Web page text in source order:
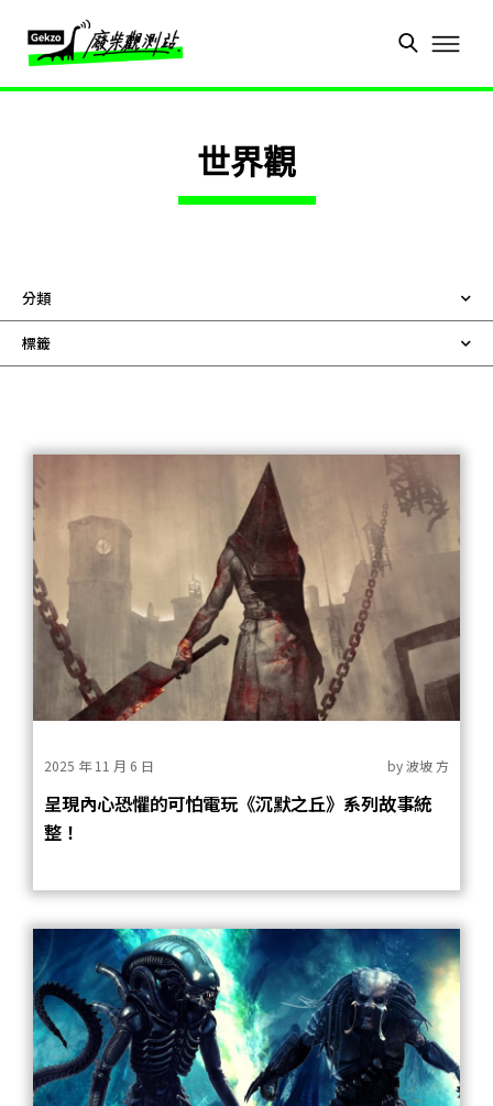
世界觀
分類
標籤
2025 年 11 月 6 日 by波坡 方
呈現內心恐懼的可怕電玩《沉默之丘》系列故事統
整！